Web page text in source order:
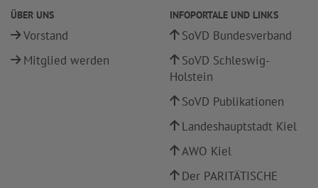
ÜBER UNS
Vorstand
Mitglied werden
INFOPORTALE UND LINKS
SoVD Bundesverband
SoVD Schleswig-
Holstein
SoVD Publikationen
Landeshauptstadt Kiel
AWO Kiel
Der PARITÄTISCHE